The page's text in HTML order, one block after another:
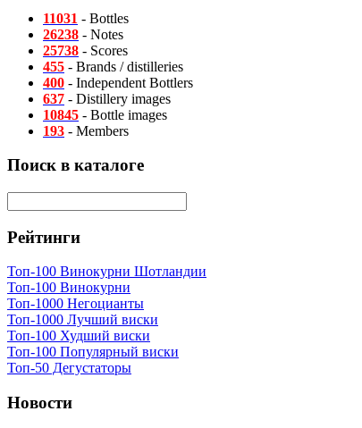
11031 - Bottles
26238 - Notes
25738 - Scores
455 - Brands / distilleries
400 - Independent Bottlers
637 - Distillery images
10845 - Bottle images
193 - Members
Поиск в каталоге
Рейтинги
Топ-100 Винокурни Шотландии
Топ-100 Винокурни
Топ-1000 Негоцианты
Топ-1000 Лучший виски
Топ-100 Худший виски
Топ-100 Популярный виски
Топ-50 Дегустаторы
Новости